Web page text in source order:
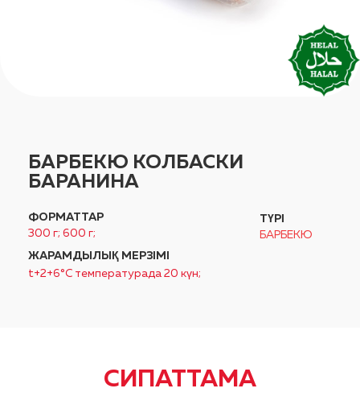
БАРБЕКЮ КОЛБАСКИ
БАРАНИНА
ФОРМАТТАР
300 г; 600 г;
ТҮРІ
БАРБЕКЮ
ЖАРАМДЫЛЫҚ МЕРЗІМІ
t+2+6°C температурада 20 күн;
СИПАТТАМА